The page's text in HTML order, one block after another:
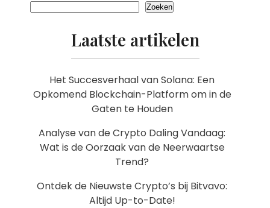
Zoeken
Laatste artikelen
Het Succesverhaal van Solana: Een
Opkomend Blockchain-Platform om in de
Gaten te Houden
Analyse van de Crypto Daling Vandaag:
Wat is de Oorzaak van de Neerwaartse
Trend?
Ontdek de Nieuwste Crypto’s bij Bitvavo:
Altijd Up-to-Date!